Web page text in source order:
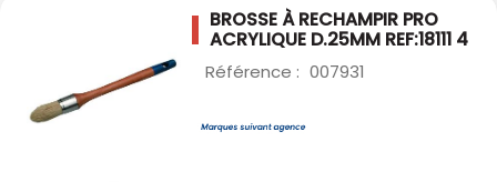
BROSSE À RECHAMPIR PRO
ACRYLIQUE D.25MM REF:18111 4
Référence : 007931